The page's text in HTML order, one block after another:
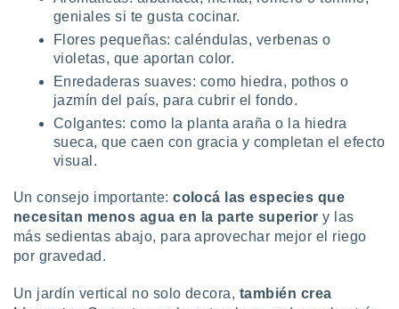
geniales si te gusta cocinar.
Flores pequeñas: caléndulas, verbenas o
violetas, que aportan color.
Enredaderas suaves: como hiedra, pothos o
jazmín del país, para cubrir el fondo.
Colgantes: como la planta araña o la hiedra
sueca, que caen con gracia y completan el efecto
visual.
Un consejo importante:colocá las especies que
necesitan menos agua en la parte superior y las
más sedientas abajo, para aprovechar mejor el riego
por gravedad.
Un jardín vertical no solo decora, también crea